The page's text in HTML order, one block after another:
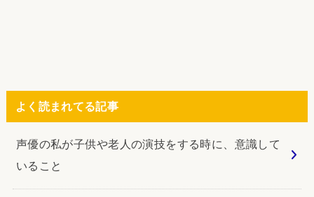
よく読まれてる記事
声優の私が子供や老人の演技をする時に、意識して
いること